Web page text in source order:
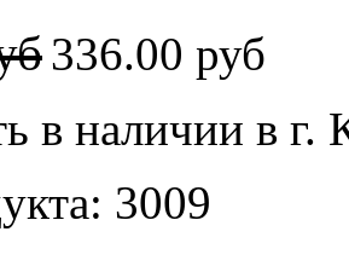
336.00 руб
в наличии в г.
3009